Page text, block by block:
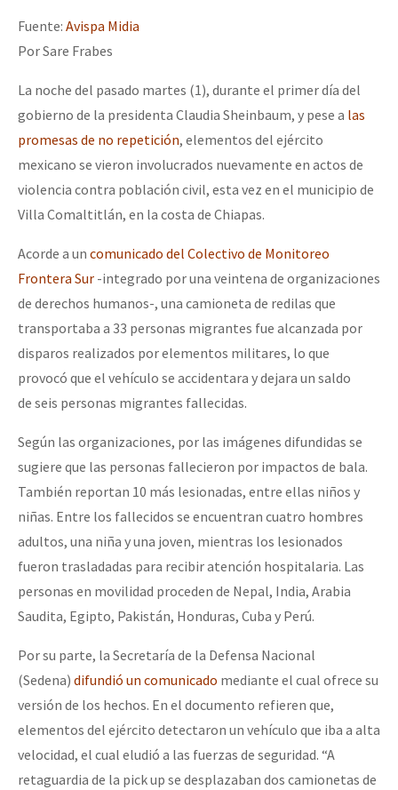
Fuente: Avispa Midia
Por Sare Frabes
La noche del pasado martes (1), durante el primer día del
gobierno de la presidenta Claudia Sheinbaum, y pese a las
promesas de no repetición, elementos del ejército
mexicano se vieron involucrados nuevamente en actos de
violencia contra población civil, esta vez en el municipio de
Villa Comaltitlán, en la costa de Chiapas.
Acorde a un comunicado del Colectivo de Monitoreo
Frontera Sur -integrado por una veintena de organizaciones
de derechos humanos-, una camioneta de redilas que
transportaba a 33 personas migrantes fue alcanzada por
disparos realizados por elementos militares, lo que
provocó que el vehículo se accidentara y dejara un saldo
de seis personas migrantes fallecidas.
Según las organizaciones, por las imágenes difundidas se
sugiere que las personas fallecieron por impactos de bala.
También reportan 10 más lesionadas, entre ellas niños y
niñas. Entre los fallecidos se encuentran cuatro hombres
adultos, una niña y una joven, mientras los lesionados
fueron trasladadas para recibir atención hospitalaria. Las
personas en movilidad proceden de Nepal, India, Arabia
Saudita, Egipto, Pakistán, Honduras, Cuba y Perú.
Por su parte, la Secretaría de la Defensa Nacional
(Sedena) difundió un comunicado mediante el cual ofrece su
versión de los hechos. En el documento refieren que,
elementos del ejército detectaron un vehículo que iba a alta
velocidad, el cual eludió a las fuerzas de seguridad. “A
retaguardia de la pick up se desplazaban dos camionetas de